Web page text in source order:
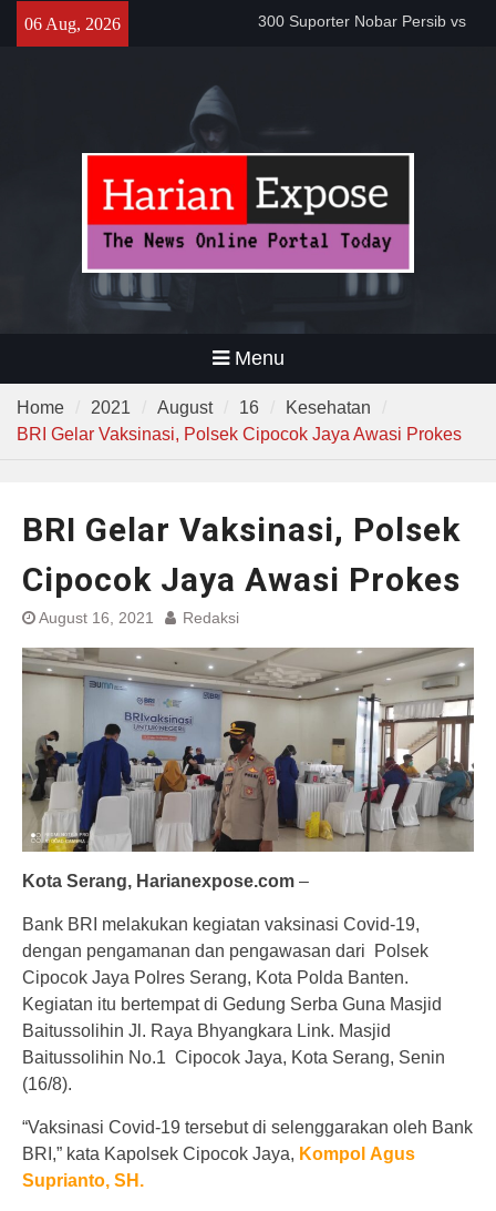
06 Aug, 2026
Persija di Pamarayan, Polisi
MUI ke Al-Azhar dan Madinah
Lewat Program PWD 2026
Menu
Home 2021 August 16
Kesehatan
BRI Gelar Vaksinasi, Polsek Cipocok Jaya Awasi Prokes
BRI Gelar Vaksinasi, Polsek
Cipocok Jaya Awasi Prokes
August 16, 2021 Redaksi
Kota Serang, Harianexpose.com –
Bank BRI melakukan kegiatan vaksinasi Covid-19,
dengan pengamanan dan pengawasan dari Polsek
Cipocok Jaya Polres Serang, Kota Polda Banten.
Kegiatan itu bertempat di Gedung Serba Guna Masjid
Baitussolihin Jl. Raya Bhyangkara Link. Masjid
Baitussolihin No.1 Cipocok Jaya, Kota Serang, Senin
(16/8).
“Vaksinasi Covid-19 tersebut di selenggarakan oleh Bank
BRI,” kata Kapolsek Cipocok Jaya, Kompol Agus
Suprianto, SH.